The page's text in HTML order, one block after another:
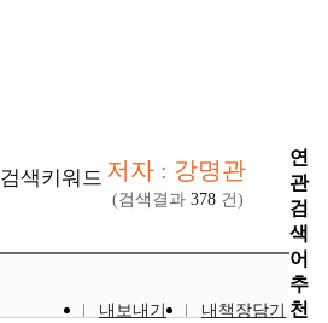
검색키워드 저자 : 강명관
(검색결과 378 건)
내보내기
내책장담기
연
관
검
색
어
추
천